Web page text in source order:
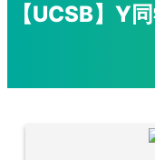
【UCSB】Y